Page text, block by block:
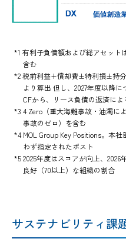
*1 有利子負債額および総アセット
含む
*2 税前利益+償却費±特利損±持
より算出 但し、2027年度以降
CFから、リース負債の返済に
*3 4 Zero（重大海難事故・油濁に
事故のゼロ）を含む
*4 MOL Group Key Positions。本
わず指定されたポスト
*5 2025年度はスコアが向上、
良好（70以上）な組織の割合
サステナビリティ課